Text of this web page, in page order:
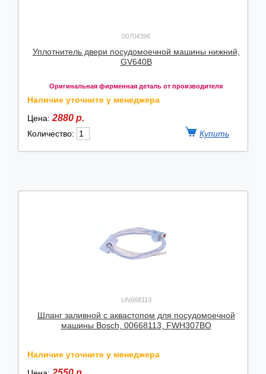
00704396
Уплотнитель двери посудомоечной машины нижний,
GV640B
Оригинальная фирменная деталь от производителя
Наличие уточните у менеджера
Цена: 2880 р.
Количество:
UN668113
Шланг заливной с аквастопом для посудомоечной
машины Bosch, 00668113, FWH307BO
Наличие уточните у менеджера